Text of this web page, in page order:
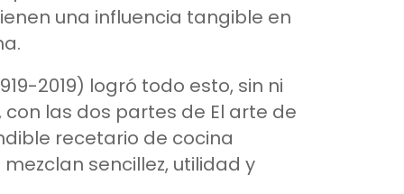
una influencia tangible en
2019) logró todo esto, sin ni
las dos partes de El arte de
recetario de cocina
sencillez, utilidad y